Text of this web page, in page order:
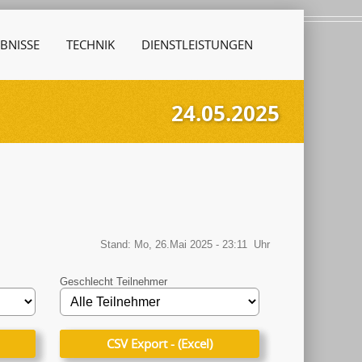
TECHNIK DIENSTLEISTUNGEN
24.05.2025
Stand: Mo, 26.Mai 2025 - 23:11 Uhr
Geschlecht Teilnehmer
CSV Export - (Excel)
CSV Export - (Excel)